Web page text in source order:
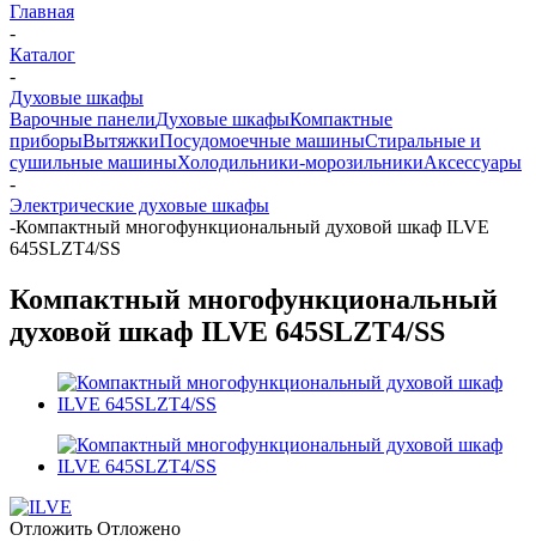
Главная
-
Каталог
-
Духовые шкафы
Варочные панелиДуховые шкафыКомпактные
приборыВытяжкиПосудомоечные машиныСтиральные и
сушильные машиныХолодильники-морозильникиАксессуары
-
Электрические духовые шкафы
-Компактный многофункциональный духовой шкаф ILVE
645SLZT4/SS
Компактный многофункциональный
духовой шкаф ILVE 645SLZT4/SS
Отложить Отложено